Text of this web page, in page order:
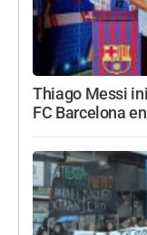
Thiago Messi
FC Barcelona